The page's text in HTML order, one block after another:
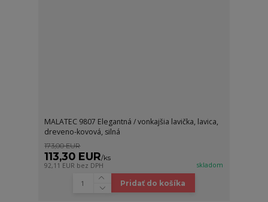
MALATEC 9807 Elegantná / vonkajšia lavička, lavica,
dreveno-kovová, silná
173,00 EUR
113,30 EUR/ks
92,11 EUR bez DPH skladom
Pridať do košíka